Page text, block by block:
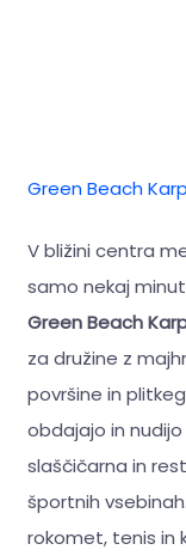
Green Beach
V bližini centra
samo nekaj
Green Beach
za družine z
površine in
obdajajo in
slaščičarna in
športnih
rokomet, tenis in